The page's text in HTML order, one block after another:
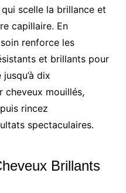
scelle la brillance et
capillaire. En
renforce les
et brillants pour
dix
cheveux mouillés,
rincez
spectaculaires.
Brillants